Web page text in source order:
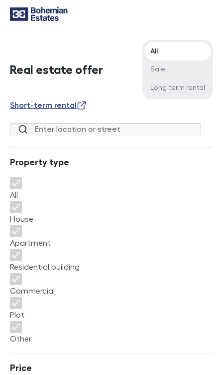
Real estate offer
Offer type
All
Sale
Long-term rental
Short-term rental
Location or street
Property type
Property type
All
House
Apartment
Residential building
Commercial
Plot
Other
Price